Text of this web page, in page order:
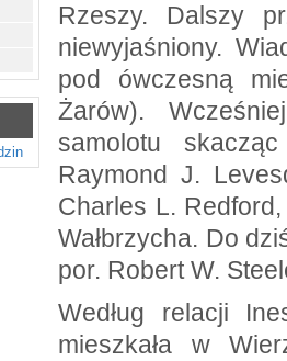
Rzeszy. Dalszy
niewyjaśniony.
pod ówczesną
Żarów).
samolotu
Raymond J.
Charles L.
Wałbrzycha. Do
por. Robert W.
Według relacji
mieszkała w